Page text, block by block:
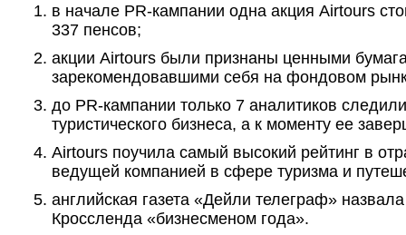
в начале PR-кампании одна акция Airtours
337 пенсов;
акции Airtours были признаны ценными
зарекомендовавшими себя на фондовом
до PR-кампании только 7 аналитиков
туристического бизнеса, а к моменту ее
Airtours поучила самый высокий рейтинг в
ведущей компанией в сфере туризма и
английская газета «Дейли телеграф»
Кроссленда «бизнесменом года».